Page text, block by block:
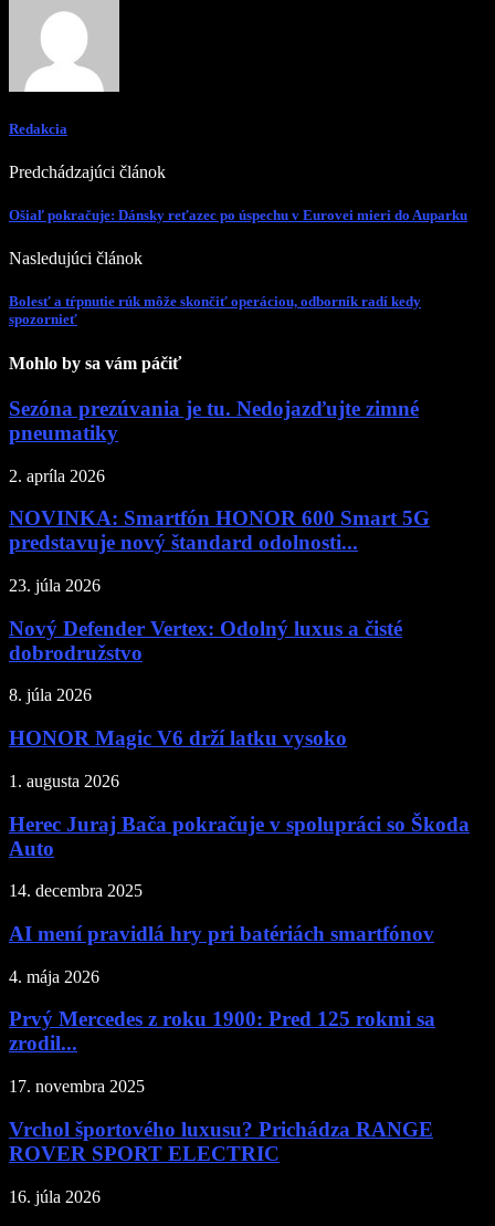
Redakcia
Predchádzajúci článok
Ošiaľ pokračuje: Dánsky reťazec po úspechu v Eurovei mieri do Auparku
Nasledujúci článok
Bolesť a tŕpnutie rúk môže skončiť operáciou, odborník radí kedy
spozornieť
Mohlo by sa vám páčiť
Sezóna prezúvania je tu. Nedojazďujte zimné
pneumatiky
2. apríla 2026
NOVINKA: Smartfón HONOR 600 Smart 5G
predstavuje nový štandard odolnosti...
23. júla 2026
Nový Defender Vertex: Odolný luxus a čisté
dobrodružstvo
8. júla 2026
HONOR Magic V6 drží latku vysoko
1. augusta 2026
Herec Juraj Bača pokračuje v spolupráci so Škoda
Auto
14. decembra 2025
AI mení pravidlá hry pri batériách smartfónov
4. mája 2026
Prvý Mercedes z roku 1900: Pred 125 rokmi sa
zrodil...
17. novembra 2025
Vrchol športového luxusu? Prichádza RANGE
ROVER SPORT ELECTRIC
16. júla 2026